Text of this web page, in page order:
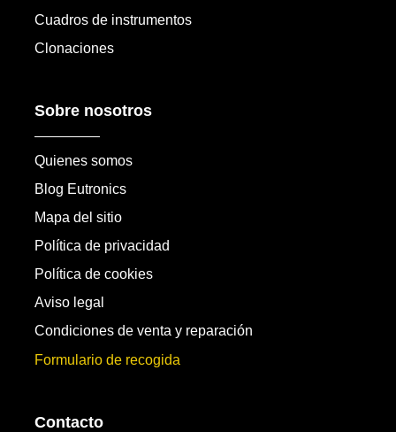
Cuadros de instrumentos
Clonaciones
Sobre nosotros
Quienes somos
Blog Eutronics
Mapa del sitio
Política de privacidad
Política de cookies
Aviso legal
Condiciones de venta y reparación
Formulario de recogida
Contacto